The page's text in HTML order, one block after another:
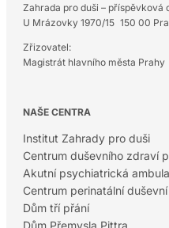
Zahrada pro duši – příspěvková
U Mrázovky 1970/15 150 00
Zřizovatel:
Magistrát hlavního města Prahy
NAŠE CENTRA
Institut Zahrady pro duši
Centrum duševního zdraví
Akutní psychiatrická
Centrum perinatální
Dům tří přání
Dům Přemysla Pittra